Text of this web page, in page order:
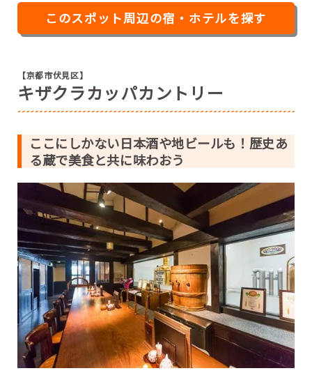
このスポット周辺の宿・ホテルを探す
【京都市伏見区】
キザクラカッパカントリー
ここにしかない日本酒や地ビールも！歴史あ
る蔵で美食と共に味わおう